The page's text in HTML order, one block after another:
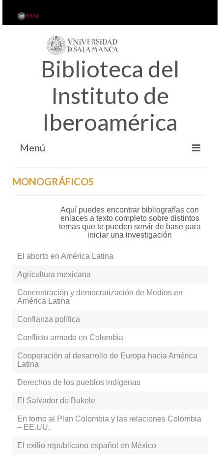
Biblioteca del
Instituto de
Iberoamérica
Menú
SERVICIOS
RECURSOS
TUTORIALES
MONOGRÁFICOS
Aquí puedes encontrar bibliografías con
enlaces a texto completo sobre distintos
temas que te pueden servir de base para
iniciar una investigación
El aborto en América Latina
Agricultura mexicana
Concentración y democratización de Medios en
América Latina
Confianza política
Conflicto armado en Colombia
Cooperación al desarrollo de Europa hacia América
Latina
Derechos de los pueblos indígenas
El Salvador de Bukele
En torno al Plan Colombia y las relaciones Colombia
– EE.UU.
El exilio republicano español en México